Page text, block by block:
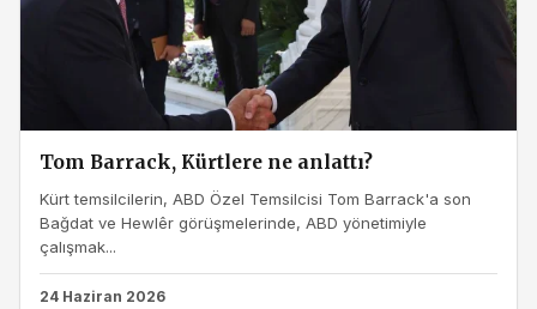
Tom Barrack, Kürtlere ne anlattı?
Kürt temsilcilerin, ABD Özel Temsilcisi Tom Barrack'a son
Bağdat ve Hewlêr görüşmelerinde, ABD yönetimiyle
çalışmak...
24 Haziran 2026